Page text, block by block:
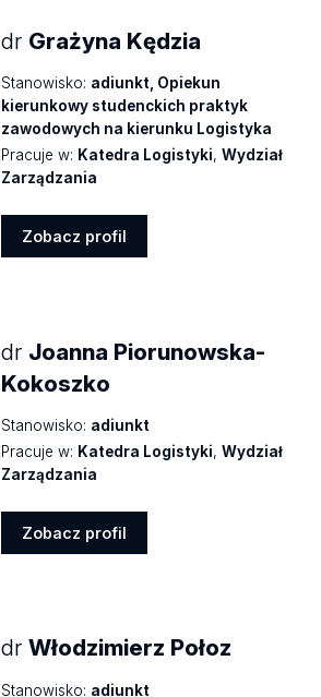
dr Grażyna Kędzia
Stanowisko: adiunkt, Opiekun
kierunkowy studenckich praktyk
zawodowych na kierunku Logistyka
Pracuje w: Katedra Logistyki,Wydział
Zarządzania
Zobacz profil
dr Joanna Piorunowska-
Kokoszko
Stanowisko: adiunkt
Pracuje w: Katedra Logistyki,Wydział
Zarządzania
Zobacz profil
drWłodzimierz Połoz
Stanowisko: adiunkt